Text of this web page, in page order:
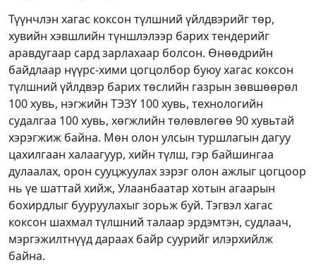
Түүнчлэн хагас коксон түлшний үйлдвэрийг төр,
хувийн хэвшлийн түншлэлээр барих тендерийг
аравдугаар сард зарлахаар болсон. Өнөөдрийн
байдлаар нүүрс-хими цогцолбор буюу хагас коксон
түлшний үйлдвэр барих төслийн газрын зөвшөөрөл
100 хувь, нэгжийн ТЭЗҮ 100 хувь, технологийн
судалгаа 100 хувь, хөгжлийн төлөвлөгөө 90 хувьтай
хэрэгжиж байна. Мөн олон улсын туршлагын дагуу
цахилгаан халаагуур, хийн түлш, гэр байшингаа
дулаалах, орон сууцжуулах зэрэг олон ажлыг цогцоор
нь үе шаттай хийж, Улаанбаатар хотын агаарын
бохирдлыг бууруулахыг зорьж буй. Тэгвэл хагас
коксон шахмал түлшний талаар эрдэмтэн, судлаач,
мэргэжилтнүүд дараах байр суурийг илэрхийлж
байна.